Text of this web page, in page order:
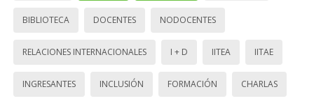
BIBLIOTECA DOCENTES NODOCENTES
RELACIONES INTERNACIONALES I + D IITEA IITAE
INGRESANTES INCLUSIÓN FORMACIÓN CHARLAS